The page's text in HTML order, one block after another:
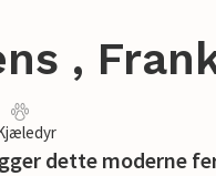
,
dette moderne